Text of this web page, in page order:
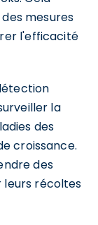
mesures
l'efficacité
la
des
croissance.
des
récoltes